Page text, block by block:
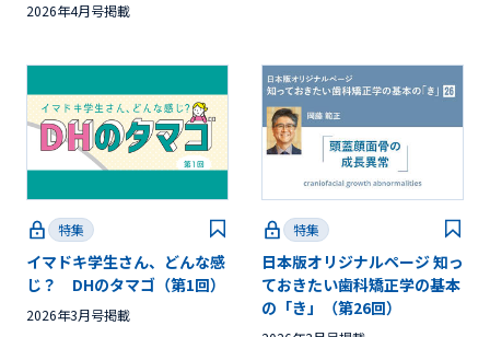
2026年4月号掲載
特集
イマドキ学生さん、どんな感
じ？ DHのタマゴ（第1回）
2026年3月号掲載
特集
日本版オリジナルページ 知っ
ておきたい歯科矯正学の基本
の「き」（第26回）